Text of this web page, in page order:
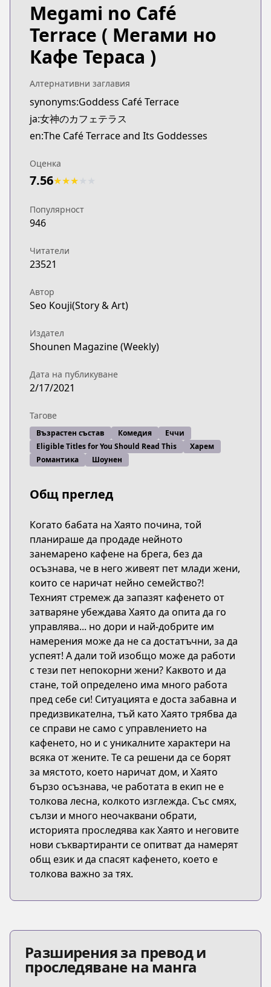
Megami no Café
Terrace ( Мегами но
Кафе Тераса )
Алтернативни заглавия
synonyms:Goddess Café Terrace
ja:女神のカフェテラス
en:The Café Terrace and Its Goddesses
Оценка
7.56★★★
Популярност
946
Читатели
23521
Автор
Seo Kouji(Story & Art)
Издател
Shounen Magazine (Weekly)
Дата на публикуване
2/17/2021
Тагове
Възрастен състав Комедия
Еччи
Eligible Titles for You Should Read This
Харем
Романтика
Шоунен
Общ преглед
Когато бабата на Хаято почина, той
планираше да продаде нейното
занемарено кафене на брега, без да
осъзнава, че в него живеят пет млади жени,
които се наричат нейно семейство?!
Техният стремеж да запазят кафенето от
затваряне убеждава Хаято да опита да го
управлява... но дори и най-добрите им
намерения може да не са достатъчни, за да
успеят! А дали той изобщо може да работи
с тези пет непокорни жени? Каквото и да
стане, той определено има много работа
пред себе си! Ситуацията е доста забавна и
предизвикателна, тъй като Хаято трябва да
се справи не само с управлението на
кафенето, но и с уникалните характери на
всяка от жените. Те са решени да се борят
за мястото, което наричат дом, и Хаято
бързо осъзнава, че работата в екип не е
толкова лесна, колкото изглежда. Със смях,
сълзи и много неочаквани обрати,
историята проследява как Хаято и неговите
нови съквартиранти се опитват да намерят
общ език и да спасят кафенето, което е
толкова важно за тях.
Разширения за превод и
проследяване на манга